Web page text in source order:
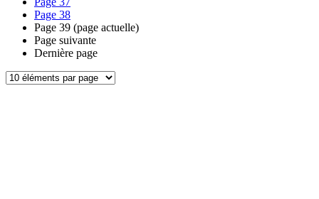
Page 38
Page 39 (page actuelle)
Page suivante
Dernière page